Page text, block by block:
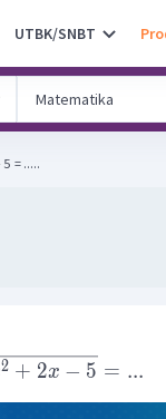
UTBK/SNBT
= .....
2 + 2x − 5 = ...